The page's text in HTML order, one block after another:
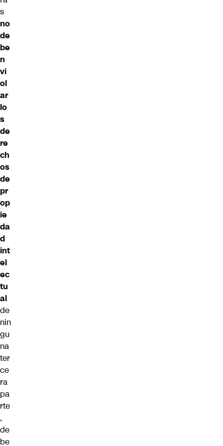
s
no
de
be
n
vi
ol
ar
lo
s
de
re
ch
os
de
pr
op
ie
da
d
int
el
ec
tu
al
de
nin
gu
na
ter
ce
ra
pa
rte
,
de
be